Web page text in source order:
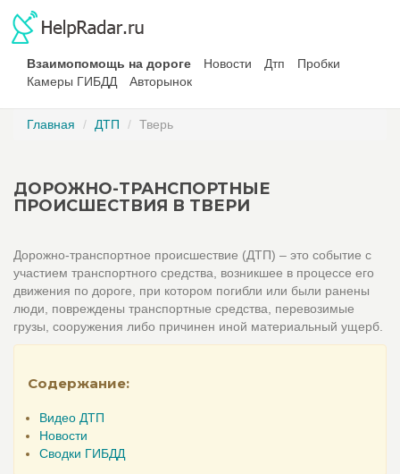
Взаимопомощь на дороге Новости Дтп
Пробки
Камеры ГИБДД
Авторынок
Главная ДТП Тверь
ДОРОЖНО-ТРАНСПОРТНЫЕ
ПРОИСШЕСТВИЯ В ТВЕРИ
Дорожно-транспортное происшествие (ДТП) – это событие с
участием транспортного средства, возникшее в процессе его
движения по дороге, при котором погибли или были ранены
люди, повреждены транспортные средства, перевозимые
грузы, сооружения либо причинен иной материальный ущерб.
Содержание:
Видео ДТП
Новости
Сводки ГИБДД